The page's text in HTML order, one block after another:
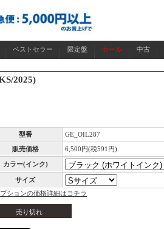
ベストセラー 限定盤 セール 中古
2025)
型番
GE_OIL287
販売価格
6,500円(税591円)
カラー(インク)
サイズ
ションの価格詳細はコチラ
売り切れ